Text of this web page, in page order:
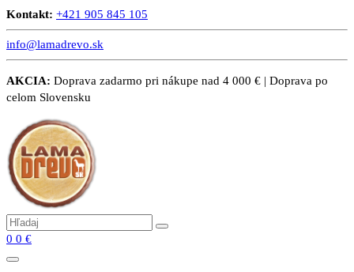
Kontakt: +421 905 845 105
info@lamadrevo.sk
AKCIA: Doprava zadarmo pri nákupe nad 4 000 € | Doprava po
celom Slovensku
0 0 €